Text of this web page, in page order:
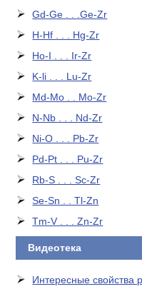
Gd-Ge . . .Ge-Zr
H-Hf . . . Hg-Zr
Ho-I . . . Ir-Zr
K-li . . . Lu-Zr
Md-Mo . . Mo-Zr
N-Nb . . . Nd-Zr
Ni-O . . . Pb-Zr
Pd-Pt . . . Pu-Zr
Rb-S . . . Sc-Zr
Se-Sn . . Tl-Zn
Tm-V . . . Zn-Zr
Видеотека
Интересные свойства